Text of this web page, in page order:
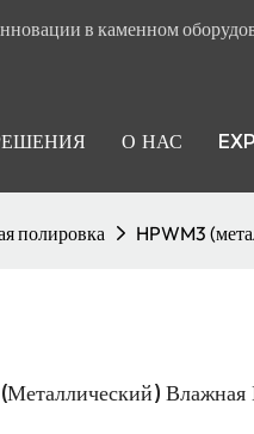
в каменном
О НАС
полировка HPWM3
Влажная